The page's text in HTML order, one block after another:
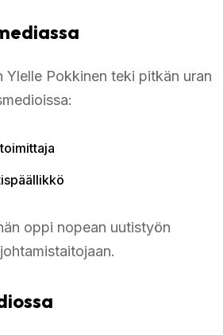
Ylelle Pokkinen teki pitkän uran
oppi nopean uutistyön